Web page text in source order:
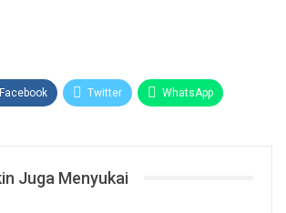
Facebook Twitter WhatsApp
Juga Menyukai